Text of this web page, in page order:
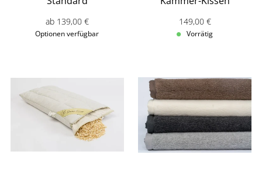
ab 139,00 €
Optionen verfügbar
Verkaufspreis: 149,00
149,00 €
Vorrätig